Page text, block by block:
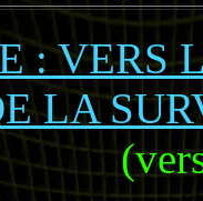
: VERS
LA